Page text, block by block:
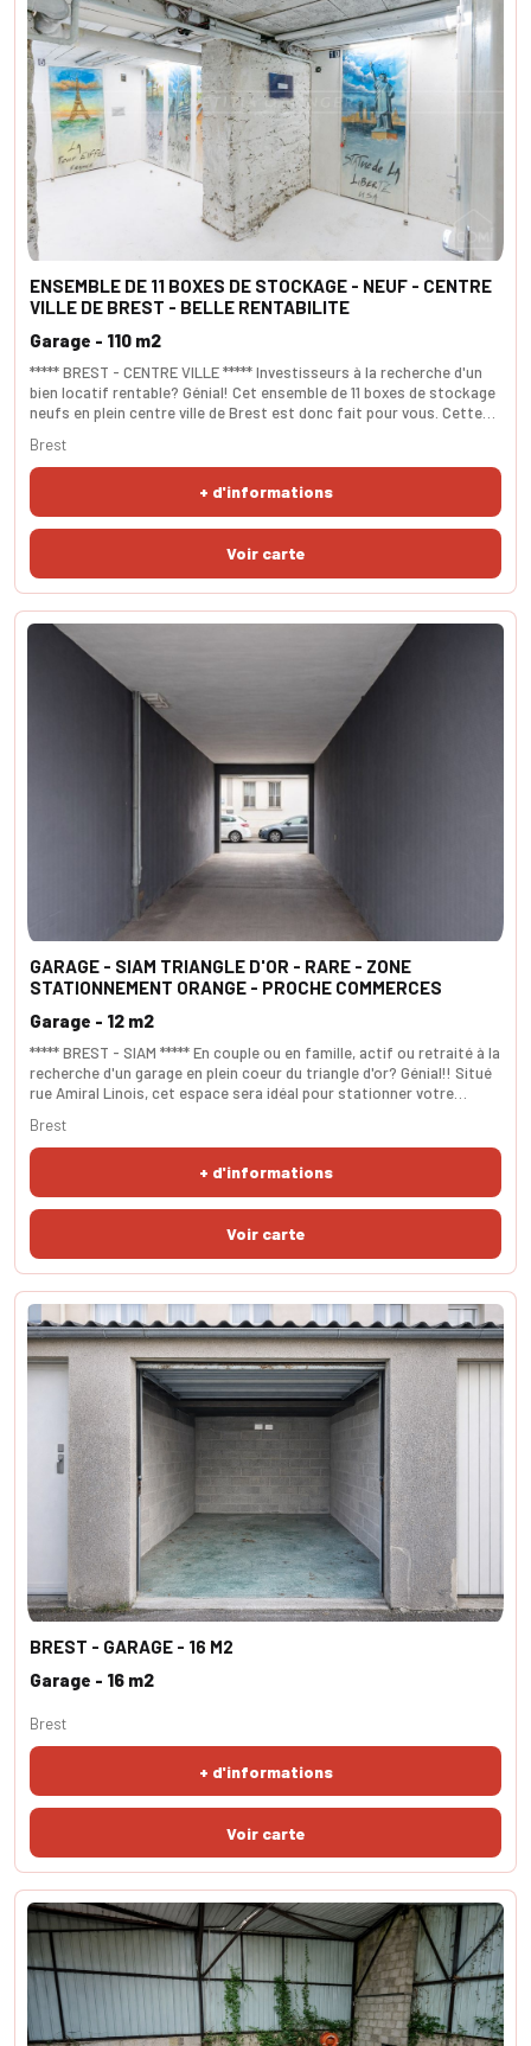
ENSEMBLE DE 11 BOXES DE STOCKAGE - NEUF - CENTRE
VILLE DE BREST - BELLE RENTABILITE
***** BREST - CENTRE VILLE ***** Investisseurs à la recherche d'un
bien locatif rentable? Génial! Cet ensemble de 11 boxes de stockage
neufs en plein centre ville de Brest est donc fait pour vous. Cette
de stockage allant de 3 m² à 9,50 m² et d'un local technique. Cet
ensemble consu sur une dalle béton comprend un tableau électrique
Garage - 110 m2
+ d'informations
Brest
GARAGE - SIAM TRIANGLE D'OR - RARE - ZONE
STATIONNEMENT ORANGE - PROCHE COMMERCES
***** BREST - SIAM ***** En couple ou en famille, actif ou retraité à la
recherche d'un garage en plein coeur du triangle d'or? Génial!! Situé
rue Amiral Linois, cet espace sera idéal pour stationner votre
Disponible dès maintenant. SURFACES - utile 11,8m². Les services
(commerces, écoles, administrations, transports) sont à proximité
Garage - 12 m2
+ d'informations
Brest
BREST - GARAGE - 16 M2
Garage - 16 m2
+ d'informations
Brest